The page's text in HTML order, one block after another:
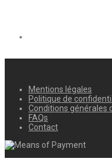
Mentions légales
Politique de
Conditions générales
FAQs
Contact